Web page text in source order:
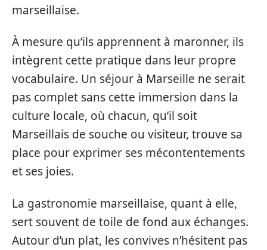
marseillaise.
À mesure qu’ils apprennent à maronner, ils
intègrent cette pratique dans leur propre
vocabulaire. Un séjour à Marseille ne serait
pas complet sans cette immersion dans la
culture locale, où chacun, qu’il soit
Marseillais de souche ou visiteur, trouve sa
place pour exprimer ses mécontentements
et ses joies.
La gastronomie marseillaise, quant à elle,
sert souvent de toile de fond aux échanges.
Autour d’un plat, les convives n’hésitent pas